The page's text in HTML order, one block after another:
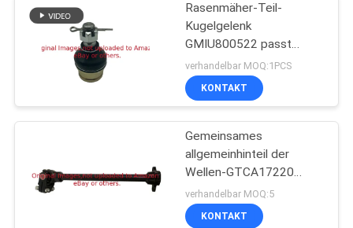
Rasenmäher-Teil-
Kugelgelenk
GMIU800522 passt
Gebrauchsfahrzeug
Deere ProGator
verhandelbar MOQ:1PCS
KONTAKT
Gemeinsames
allgemeinhinteil der
Wellen-GTCA17220
passt Deere-Mäher
verhandelbar MOQ:5
KONTAKT